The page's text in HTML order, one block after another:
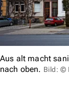
Aus alt macht
nach oben. Bild: ©